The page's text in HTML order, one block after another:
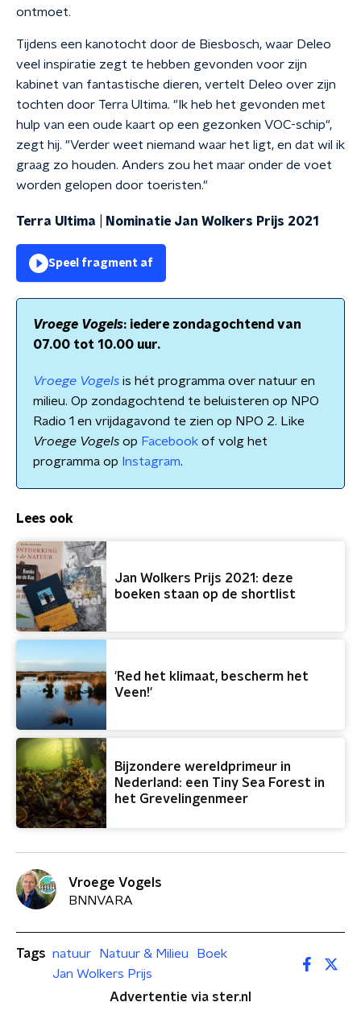
ontmoet.
Tijdens een kanotocht door de Biesbosch, waar Deleo
veel inspiratie zegt te hebben gevonden voor zijn
kabinet van fantastische dieren, vertelt Deleo over zijn
tochten door Terra Ultima. "Ik heb het gevonden met
hulp van een oude kaart op een gezonken VOC-schip",
zegt hij. "Verder weet niemand waar het ligt, en dat wil ik
graag zo houden. Anders zou het maar onder de voet
worden gelopen door toeristen."
Terra Ultima | Nominatie Jan Wolkers Prijs 2021
Speel fragment af
Vroege Vogels: iedere zondagochtend van
07.00 tot 10.00 uur.
Vroege Vogels is hét programma over natuur en
milieu. Op zondagochtend te beluisteren op NPO
Radio 1 en vrijdagavond te zien op NPO 2. Like
Vroege Vogels op Facebook of volg het
programma op Instagram.
Lees ook
Jan Wolkers Prijs 2021: deze
boeken staan op de shortlist
'Red het klimaat, bescherm het
Veen!'
Bijzondere wereldprimeur in
Nederland: een Tiny Sea Forest in
het Grevelingenmeer
Vroege Vogels
BNNVARA
Tags natuur Natuur & Milieu
Boek
Jan Wolkers Prijs
Advertentie via ster.nl